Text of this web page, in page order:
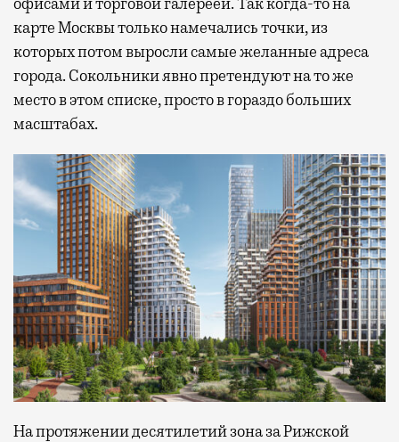
карте Москвы только намечались точки, из
которых потом выросли самые желанные адреса
города. Сокольники явно претендуют на то же
место в этом списке, просто в гораздо больших
масштабах.
На протяжении десятилетий зона за Рижской